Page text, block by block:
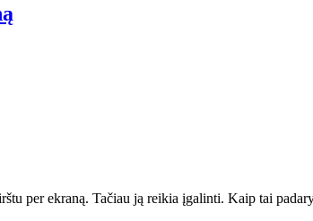
per ekraną. Tačiau ją reikia įgalinti. Kaip tai